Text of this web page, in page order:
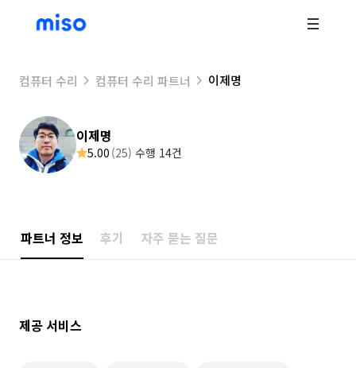
컴퓨터 수리 컴퓨터 수리 파트너 이제명
이제명
5.00 (25) 수행 14건
파트너 정보 후기 자주 묻는 질문
제공 서비스